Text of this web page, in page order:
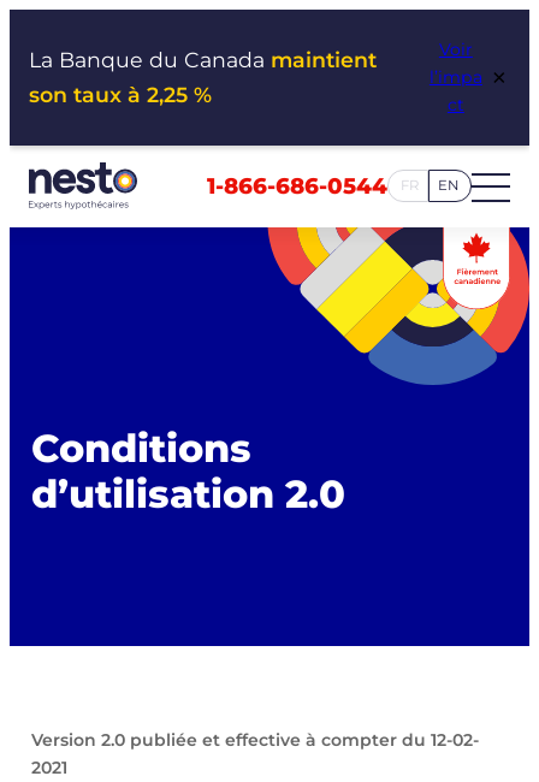
La Banque du Canada maintient
son taux à 2,25 %
Voir
l’impa
ct
×
1-866-686-0544 FR EN
Conditions
d’utilisation 2.0
Version 2.0 publiée et effective à compter du 12-02-
2021